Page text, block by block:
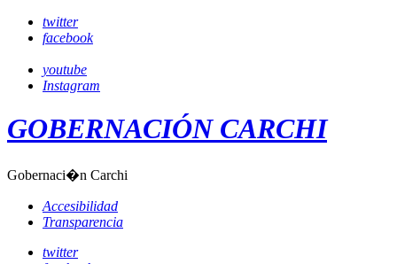
twitter
facebook
youtube
Instagram
GOBERNACIÓN CARCHI
Gobernaci�n Carchi
Accesibilidad
Transparencia
twitter